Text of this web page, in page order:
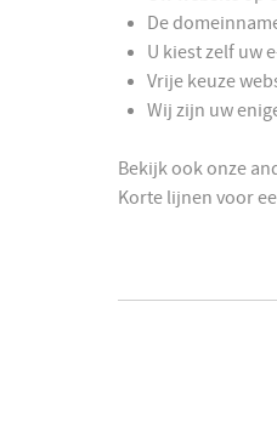
De
U kiest zelf uw
Vrije keuze
Wij zijn uw
Bekijk ook onze
Korte lijnen voor